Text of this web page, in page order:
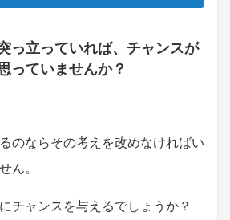
っ立っていれば、チャンスが
っていませんか？
のならその考えを改めなければい
ん。
チャンスを与えるでしょうか？